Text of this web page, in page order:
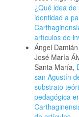
¿Qué idea
identidad a
artículos de
Ángel
José María
Santa María,
san Agustín
substrato
pedagógica